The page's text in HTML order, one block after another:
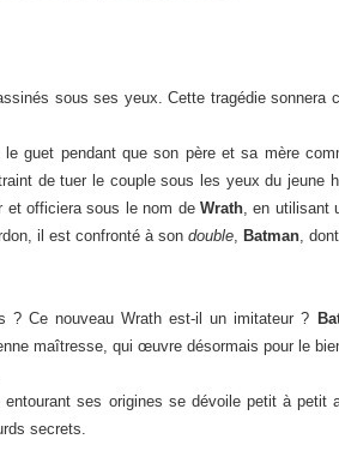
sous ses yeux. Cette tragédie sonnera
guet pendant que son père et sa mère
de tuer le couple sous les yeux du jeune
et officiera sous le nom de Wrath, en utilisant
il est confronté à son double, Batman,
? Ce nouveau Wrath est-il un imitateur ?
maîtresse, qui œuvre désormais pour le
ses origines se dévoile petit à petit
secrets.